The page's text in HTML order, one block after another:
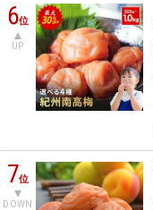
6位
UP
7位
DOWN